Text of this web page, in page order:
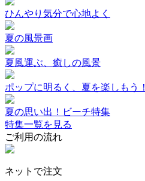
ひんやり気分で心地よく
夏の風景画
夏風運ぶ、癒しの風景
ポップに明るく、夏を楽しもう！
夏の思い出！ビーチ特集
特集一覧を見る
ご利用の流れ
ネットで注文